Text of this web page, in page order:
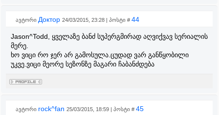
ავტორი Доктор 24/03/2015, 23:28 | პოსტი # 44
Jason^Todd, ყველაზე ბანძ სუპერგმირად აღვიქვავ სერიალის
მერე.
ხო ვიცი რო ჯერ არ გამოსულა.ცუდად ვარ განწყობილი
უკვე.ვიცი მეორე სეზონზე მაგარი ჩაბანძდება
ავტორი rock^fan 25/03/2015, 18:59 | პოსტი # 45